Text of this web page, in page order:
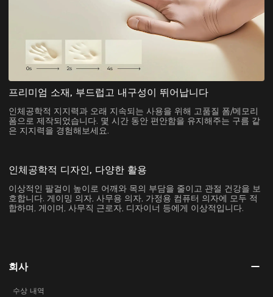
프리미엄 소재, 부드럽고 내구성이 뛰어납니다
인체공학적 지지력과 오래 지속되는 사용을 위해 고품질 폼/메모리
폼으로 제작되었습니다. 몇 시간 동안 편안함을 유지해주는 구름 같
은 지지력을 경험해보세요.
인체공학적 디자인, 다양한 활용
이상적인 팔걸이 높이로 어깨와 목의 부담을 줄이고 관절 건강을 보
호합니다. 게이밍 의자, 사무용 의자, 가정용 컴퓨터 의자에 모두 적
합하며, 게이머, 사무직 근로자, 디자이너 등에게 이상적입니다.
회사
수상 내역